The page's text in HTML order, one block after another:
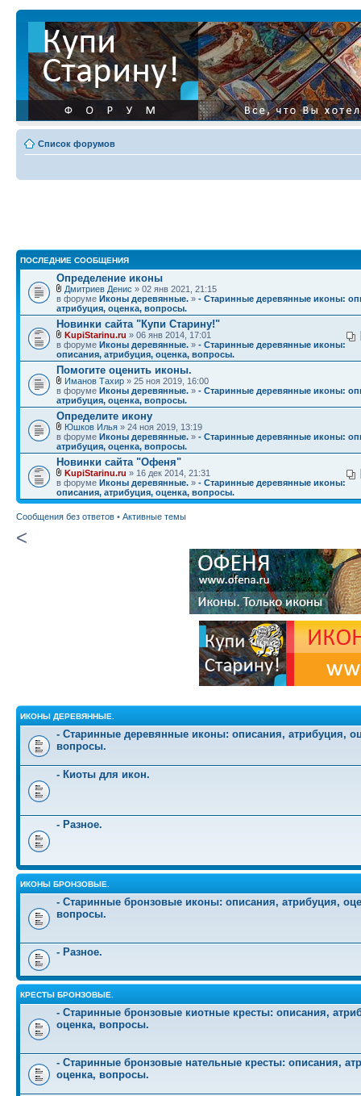
Список форумов
ПОСЛЕДНИЕ СООБЩЕНИЯ
Определение иконы
Дмитриев Денис » 02 янв 2021, 21:15
в форуме Иконы деревянные. » - Старинные деревянные иконы:
атрибуция, оценка, вопросы.
Новинки сайта "Купи Старину!"
KupiStarinu.ru » 06 янв 2014, 17:01
в форуме Иконы деревянные. » - Старинные деревянные иконы:
описания, атрибуция, оценка, вопросы.
Помогите оценить иконы.
Иманов Тахир » 25 ноя 2019, 16:00
в форуме Иконы деревянные. » - Старинные деревянные иконы:
атрибуция, оценка, вопросы.
Определите икону
Юшков Илья » 24 ноя 2019, 13:19
в форуме Иконы деревянные. » - Старинные деревянные иконы:
атрибуция, оценка, вопросы.
Новинки сайта "Офеня"
KupiStarinu.ru » 16 дек 2014, 21:31
в форуме Иконы деревянные. » - Старинные деревянные иконы:
описания, атрибуция, оценка, вопросы.
Сообщения без ответов • Активные темы
<
ИКОНЫ ДЕРЕВЯННЫЕ.
- Старинные деревянные иконы: описания, атрибуция,
вопросы.
- Киоты для икон.
- Разное.
ИКОНЫ БРОНЗОВЫЕ.
- Старинные бронзовые иконы: описания, атрибуция,
вопросы.
- Разное.
КРЕСТЫ БРОНЗОВЫЕ.
- Старинные бронзовые киотные кресты: описания,
оценка, вопросы.
- Старинные бронзовые нательные кресты: описания,
оценка, вопросы.